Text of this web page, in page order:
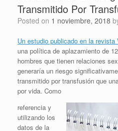
Transmitido Por
Posted on 1 noviembre, 2018
Un estudio publicado en la revista
una política de aplazamiento de
hombres que tienen relaciones
generaría un riesgo
transmitido por transfusión que
por vida. Como
referencia y
utilizando los
datos de la